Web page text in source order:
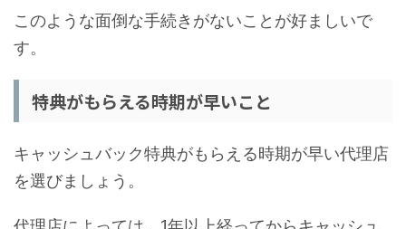
このような面倒な手続きがないことが好ましいで
す。
特典がもらえる時期が早いこと
キャッシュバック特典がもらえる時期が早い代理店
を選びましょう。